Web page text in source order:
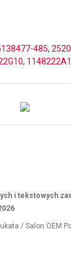
485,
,
i tekstowych
/ Salon OEM